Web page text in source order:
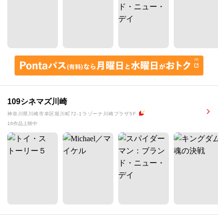
109シネマズ川崎
神奈川県川崎市幸区堀川町72-1ラゾーナ川崎プラザ5F
16作品上映中